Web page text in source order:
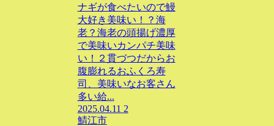
ナギが食べたいので鰻
大好き美味い！？海
老？海老の頭揚げ濃厚
で美味いカンパチ美味
い！２貫づつだからお
腹膨れるおふくろ寿
司、美味いなお客さん
多い給...
2025.04.11 2
鯖江市